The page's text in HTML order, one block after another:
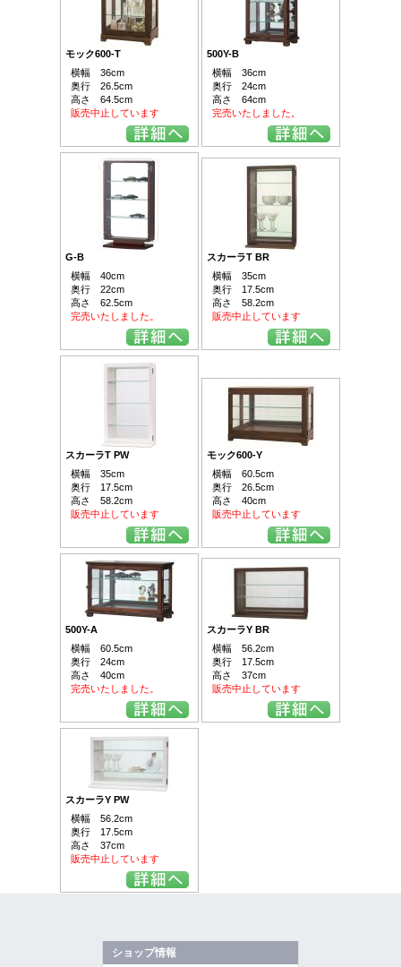
モック600-T
横幅 36cm
奥行 26.5cm
高さ 64.5cm
販売中止しています
500Y-B
横幅 36cm
奥行 24cm
高さ 64cm
完売いたしました。
G-B
横幅 40cm
奥行 22cm
高さ 62.5cm
完売いたしました。
スカーラT BR
横幅 35cm
奥行 17.5cm
高さ 58.2cm
販売中止しています
スカーラT PW
横幅 35cm
奥行 17.5cm
高さ 58.2cm
販売中止しています
モック600-Y
横幅 60.5cm
奥行 26.5cm
高さ 40cm
販売中止しています
500Y-A
横幅 60.5cm
奥行 24cm
高さ 40cm
完売いたしました。
スカーラY BR
横幅 56.2cm
奥行 17.5cm
高さ 37cm
販売中止しています
スカーラY PW
横幅 56.2cm
奥行 17.5cm
高さ 37cm
販売中止しています
ショップ情報